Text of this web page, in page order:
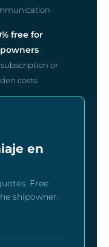
free for
or
costs
en
Free
shipowner.